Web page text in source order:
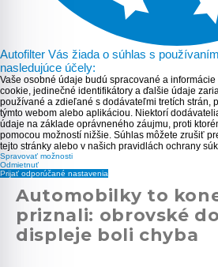
Autofilter Vás žiada o súhlas s
nasledujúce účely:
Vaše osobné údaje budú spracované a
cookie, jedinečné identifikátory a ďalšie údaje
používané a zdieľané s dodávateľmi tretích strán,
týmto webom alebo aplikáciou. Niektorí
údaje na základe oprávneného záujmu, proti
pomocou možností nižšie. Súhlas môžete zrušiť
tejto stránky alebo v našich pravidlách ochrany
Spravovať možnosti
Odmietnuť
Prijať odporúčané nastavenia
Automobilky to
priznali: obrovské
displeje boli chyba